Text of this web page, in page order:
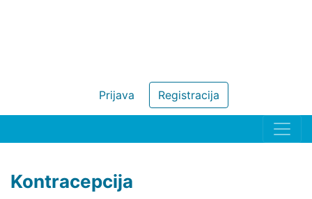
Registracija
Prijava
Kontracepcija